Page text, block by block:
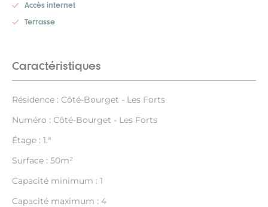
Accès internet
Terrasse
Caractéristiques
Résidence : Côté-Bourget - Les Forts
Numéro : Côté-Bourget - Les Forts
Étage : 1.ª
Surface : 50m²
Capacité minimum : 1
Capacité maximum : 4